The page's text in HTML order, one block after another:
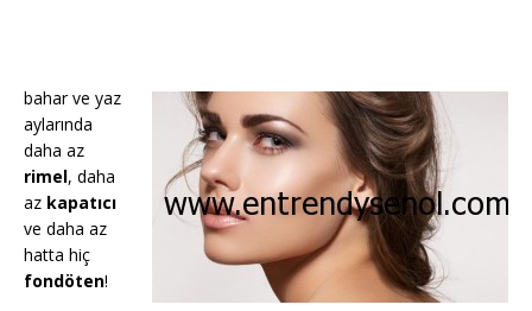
bahar ve yaz
aylarında
daha az
rimel, daha
az kapatıcı
ve daha az
hatta hiç
fondöten!